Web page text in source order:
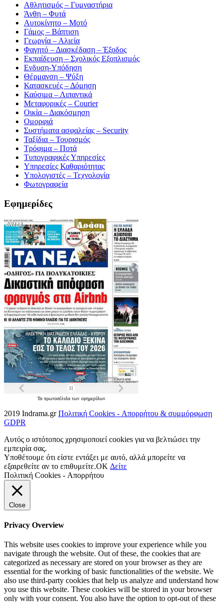
Αθλητισμός – Γυμναστήρια
Άνθη – Φυτά
Αυτοκίνητο – Μοτό
Γάμος – Βάπτιση
Γεωργία – Αλιεία
Φαγητό – Διασκέδαση – Έξοδος
Εκπαίδευση – Σχολικός Eξοπλισμός
Ενδυση-Υπόδηση
Θέρμανση – Ψύξη
Κατασκευές – Δόμηση
Καύσιμα – Λιπαντικά
Μεταφορικές – Courier
Οικία – Διακόσμηση
Ομορφιά
Συστήματα ασφαλείας – Security
Ταξίδια – Τουρισμός
Τρόφιμα – Ποτά
Τυπογραφικές Υπηρεσίες
Υπηρεσίες Καθαριότητας
Υπολογιστές – Τεχνολογία
Φωτογραφεία
Εφημερίδες
Τα πρωτοσέλιδα των εφημερίδων
2019 Indrama.grΠολιτική Cookies - Απορρήτου & συμμόρφωση
GDPR
Αυτός ο ιστότοπος χρησιμοποιεί cookies για να βελτιώσει την
εμπειρία σας.
Υποθέτουμε ότι είστε εντάξει με αυτό, αλλά μπορείτε να
εξαιρεθείτε αν το επιθυμείτε.OK Δείτε
Πολιτική Cookies - Απορρήτου
Close
Privacy Overview
This website uses cookies to improve your experience while you
navigate through the website. Out of these, the cookies that are
categorized as necessary are stored on your browser as they are
essential for the working of basic functionalities of the website. We
also use third-party cookies that help us analyze and understand how
you use this website. These cookies will be stored in your browser
only with your consent. You also have the option to opt-out of these